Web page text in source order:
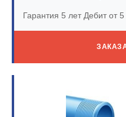
Гарантия 5 летДебит от 5